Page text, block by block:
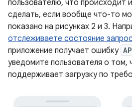
пользователю, что происходит
сделать, если вообще что-то
показано на рисунках 2 и 3.
отслеживаете состояние
приложение получает ошибку
уведомите пользователя о том,
поддерживает загрузку по